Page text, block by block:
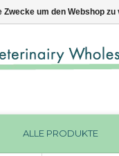
ALLE PRODUKTE
um den Webshop